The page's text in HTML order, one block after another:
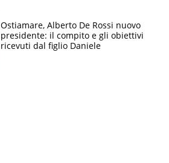
Ostiamare, Alberto De Rossi nuovo
presidente: il compito e gli obiettivi
ricevuti dal figlio Daniele